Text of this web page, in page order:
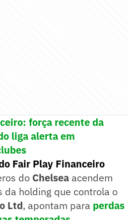
força recente da
liga alerta em
Fair Play Financeiro
do Chelsea acendem
da holding que controla o
Ltd, apontam para perdas